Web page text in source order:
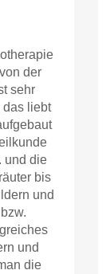
der
sehr
das liebt
und die
bis
und
und
die